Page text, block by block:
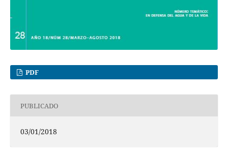
PDF
PUBLICADO
03/01/2018